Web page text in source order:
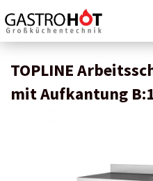
TOPLINE
mit Aufkantung